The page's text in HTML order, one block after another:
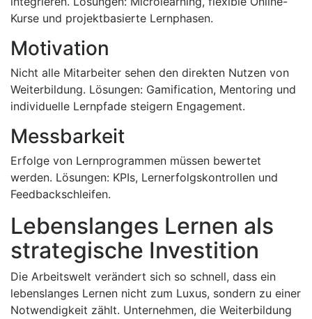
Kurse und projektbasierte Lernphasen.
Motivation
Nicht alle Mitarbeiter sehen den direkten Nutzen von
Weiterbildung. Lösungen: Gamification, Mentoring und
individuelle Lernpfade steigern Engagement.
Messbarkeit
Erfolge von Lernprogrammen müssen bewertet
werden. Lösungen: KPIs, Lernerfolgskontrollen und
Feedbackschleifen.
Lebenslanges Lernen als
strategische Investition
Die Arbeitswelt verändert sich so schnell, dass ein
lebenslanges Lernen nicht zum Luxus, sondern zu einer
Notwendigkeit zählt. Unternehmen, die Weiterbildung